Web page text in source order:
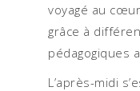
voyagé au
grâce à
pédagogiques
L’après-midi